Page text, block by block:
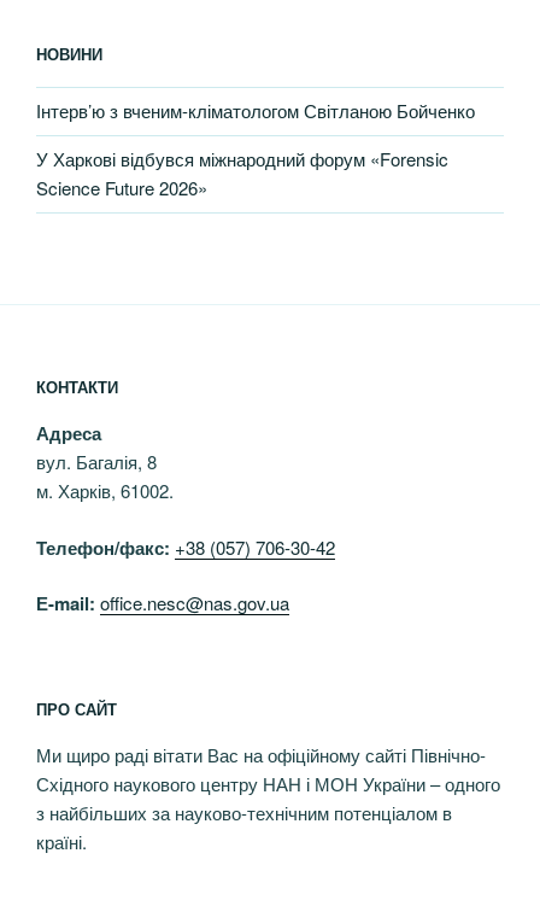
НОВИНИ
Інтерв’ю з вченим-кліматологом Світланою Бойченко
У Харкові відбувся міжнародний форум «Forensic
Science Future 2026»
КОНТАКТИ
Адреса
вул. Багалія, 8
м. Харків, 61002.
Телефон/факс: +38 (057) 706-30-42
Е-mail: office.nesc@nas.gov.ua
ПРО САЙТ
Ми щиро раді вітати Вас на офіційному сайті Північно-
Східного наукового центру НАН і МОН України – одного
з найбільших за науково-технічним потенціалом в
країні.